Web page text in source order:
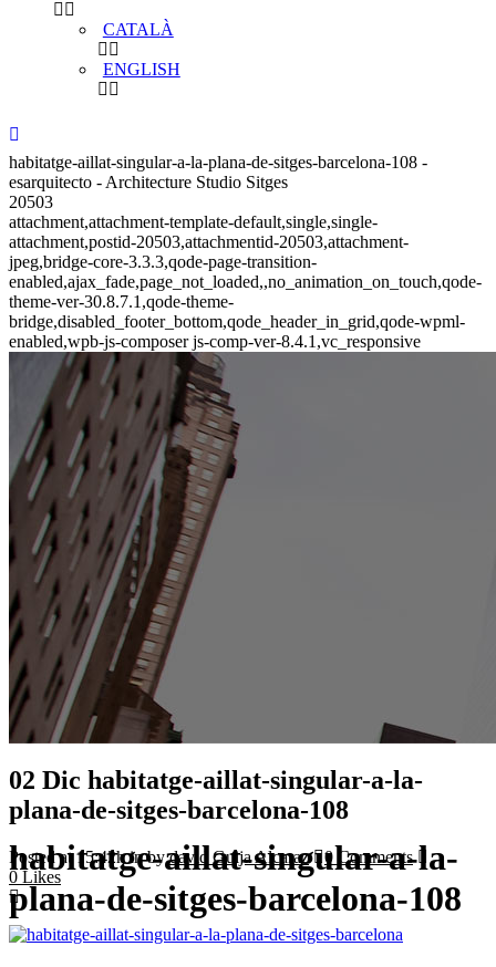
CATALÀ
ENGLISH
habitatge-aillat-singular-a-la-plana-de-sitges-barcelona-108 -
esarquitecto - Architecture Studio Sitges
20503
attachment,attachment-template-default,single,single-
attachment,postid-20503,attachmentid-20503,attachment-
jpeg,bridge-core-3.3.3,qode-page-transition-
enabled,ajax_fade,page_not_loaded,,no_animation_on_touch,qode-
theme-ver-30.8.7.1,qode-theme-
bridge,disabled_footer_bottom,qode_header_in_grid,qode-wpml-
enabled,wpb-js-composer js-comp-ver-8.4.1,vc_responsive
habitatge-aillat-singular-a-la-
plana-de-sitges-barcelona-108
02 Dic habitatge-aillat-singular-a-la-
plana-de-sitges-barcelona-108
Posted at 15:42hinbydavid Guija Alcaraz
0 Comments
0 Likes